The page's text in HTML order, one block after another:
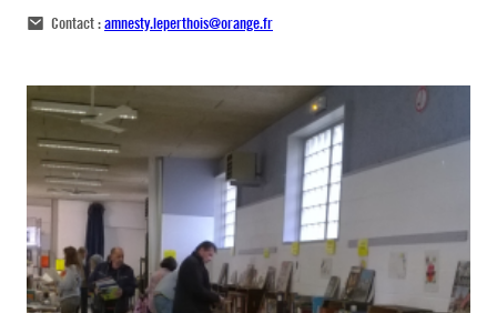
Contact :amnesty.leperthois@orange.fr